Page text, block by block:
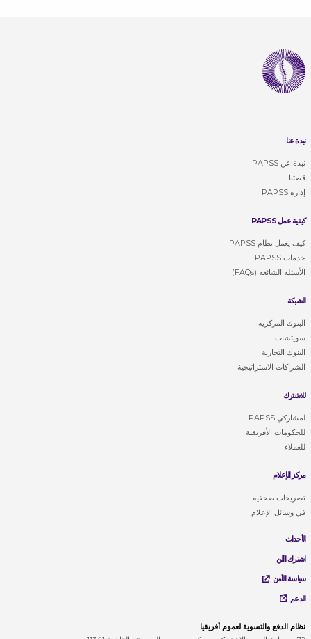
نبذة عنا
نبذة عن PAPSS
قصتنا
إدارة PAPSS
كيفية عمل PAPSS
كيف يعمل نظام PAPSS
خدمات PAPSS
الأسئلة الشائعة (FAQs)
الشبكة
البنوك المركزية
سويتشات
البنوك التجارية
الشراكات الاستراتيجية
للاشترك
لمشاركي PAPSS
للحكومات الأفريقية
للعملاء
مركز الإعلام
تصريحات صحفيه
في وسائل الإعلام
الأحداث
اشترك اآلن
سياسة الأمن
الدعم
نظام الدفع والتسوية لعموم أفريقيا